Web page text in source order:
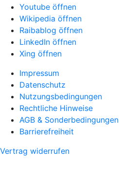
Youtube öffnen
Wikipedia öffnen
Raibablog öffnen
LinkedIn öffnen
Xing öffnen
Impressum
Datenschutz
Nutzungsbedingungen
Rechtliche Hinweise
AGB & Sonderbedingungen
Barrierefreiheit
Vertrag widerrufen